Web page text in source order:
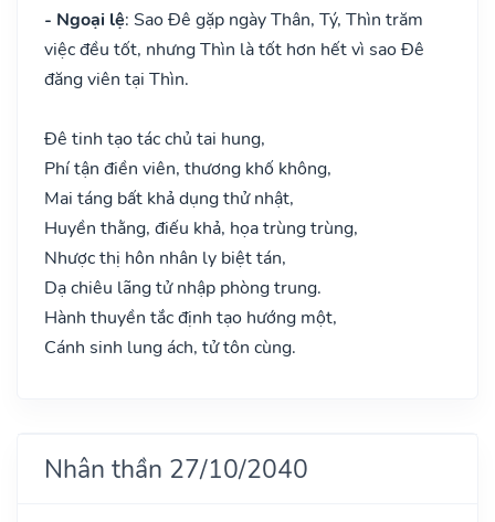
- Ngoại lệ: Sao Đê gặp ngày Thân, Tý, Thìn trăm
việc đều tốt, nhưng Thìn là tốt hơn hết vì sao Đê
đăng viên tại Thìn.
Đê tinh tạo tác chủ tai hung,
Phí tận điền viên, thương khố không,
Mai táng bất khả dụng thử nhật,
Huyền thằng, điếu khả, họa trùng trùng,
Nhược thị hôn nhân ly biệt tán,
Dạ chiêu lãng tử nhập phòng trung.
Hành thuyền tắc định tạo hướng một,
Cánh sinh lung ách, tử tôn cùng.
Nhân thần 27/10/2040